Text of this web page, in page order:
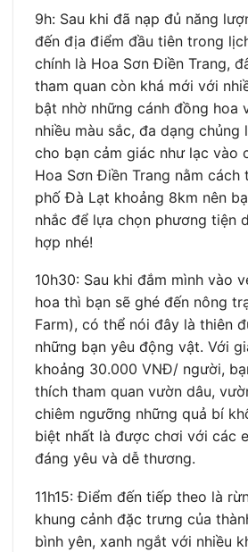
9h: Sau khi đã nạp đủ năng
đến địa điểm đầu tiên trong
chính là Hoa Sơn Điền Trang,
tham quan còn khá mới với
bật nhờ những cánh đồng hoa
nhiều màu sắc, đa dạng chủng
cho bạn cảm giác như lạc vào
Hoa Sơn Điền Trang nằm cách
phố Đà Lạt khoảng 8km nên
nhắc để lựa chọn phương tiện
hợp nhé!
10h30: Sau khi đắm mình vào
hoa thì bạn sẽ ghé đến nông
Farm), có thể nói đây là thiên
những bạn yêu động vật. Với
khoảng 30.000 VNĐ/ người,
thích tham quan vườn dâu,
chiêm ngưỡng những quả bí
biệt nhất là được chơi với các
đáng yêu và dễ thương.
11h15: Điểm đến tiếp theo là
khung cảnh đặc trưng của
bình yên, xanh ngắt với nhiều